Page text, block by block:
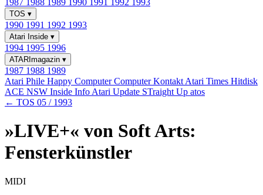
1987 1988 1989 1990 1991 1992 1993
TOS ▾
1990 1991 1992 1993
Atari Inside ▾
1994 1995 1996
ATARImagazin ▾
1987 1988 1989
Atari Phile Happy ComputerComputer Kontakt Atari Times Hitdisk
ACE NSW Inside Info Atari Update STraight Up atos
← TOS 05 / 1993
»LIVE+« von Soft Arts:
Fensterkünstler
MIDI